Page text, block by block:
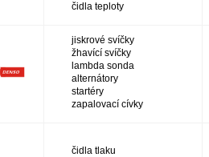
čidla teploty
jiskrové svíčky
žhavící svíčky
lambda sonda
alternátory
startéry
zapalovací cívky
čidla tlaku